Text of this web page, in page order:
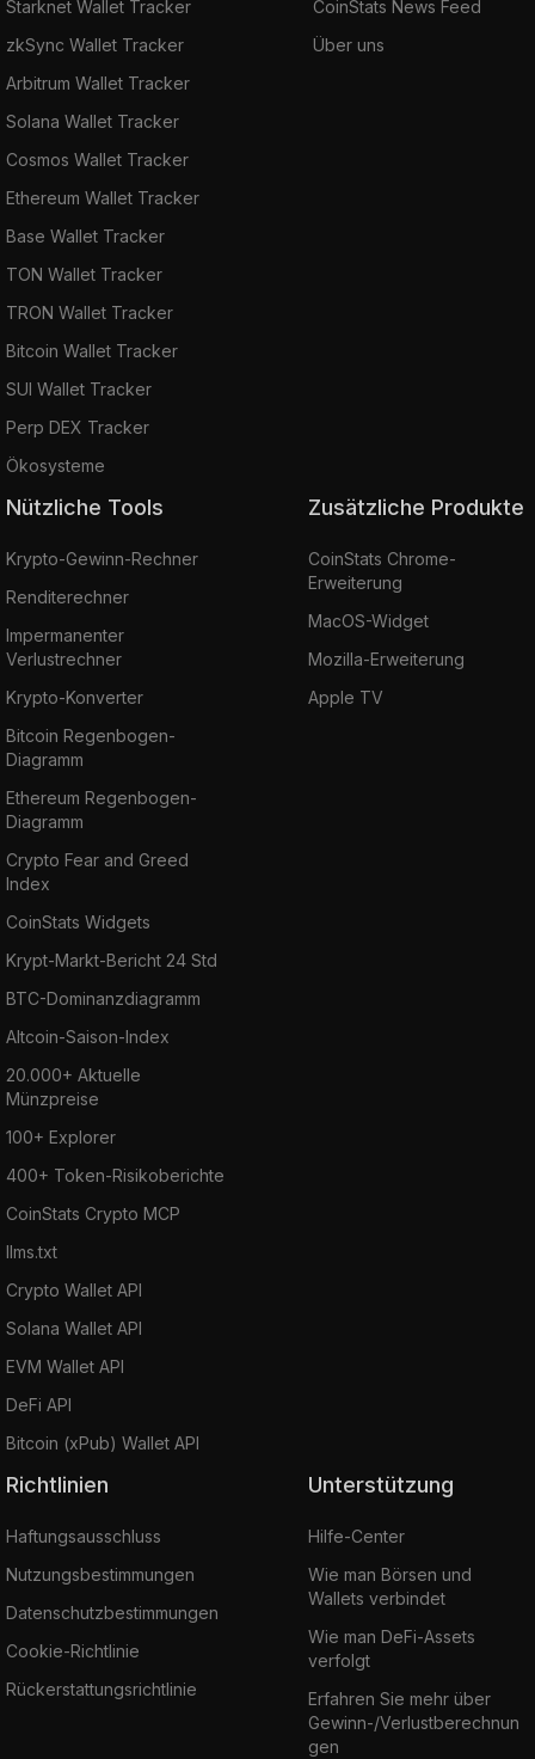
Starknet Wallet Tracker
zkSync Wallet Tracker
Arbitrum Wallet Tracker
Solana Wallet Tracker
Cosmos Wallet Tracker
Ethereum Wallet Tracker
Base Wallet Tracker
TON Wallet Tracker
TRON Wallet Tracker
Bitcoin Wallet Tracker
SUI Wallet Tracker
Perp DEX Tracker
Ökosysteme
CoinStats News Feed
Über uns
Nützliche Tools
Krypto-Gewinn-Rechner
Renditerechner
Impermanenter
Verlustrechner
Krypto-Konverter
Bitcoin Regenbogen-
Diagramm
Ethereum Regenbogen-
Diagramm
Crypto Fear and Greed
Index
CoinStats Widgets
Krypt-Markt-Bericht 24 Std
BTC-Dominanzdiagramm
Altcoin-Saison-Index
20.000+ Aktuelle
Münzpreise
100+ Explorer
400+ Token-Risikoberichte
CoinStats Crypto MCP
llms.txt
Crypto Wallet API
Solana Wallet API
EVM Wallet API
DeFi API
Bitcoin (xPub) Wallet API
Zusätzliche Produkte
CoinStats Chrome-
Erweiterung
MacOS-Widget
Mozilla-Erweiterung
Apple TV
Richtlinien
Haftungsausschluss
Nutzungsbestimmungen
Datenschutzbestimmungen
Cookie-Richtlinie
Rückerstattungsrichtlinie
Unterstützung
Hilfe-Center
Wie man Börsen und
Wallets verbindet
Wie man DeFi-Assets
verfolgt
Erfahren Sie mehr über
Gewinn-/Verlustberechnun
gen